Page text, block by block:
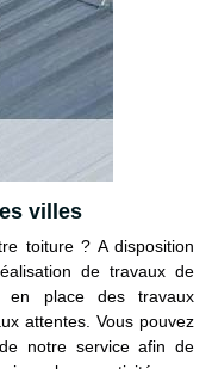
villes
toiture ? A disposition
de travaux de
en place des travaux
attentes. Vous pouvez
notre service afin de